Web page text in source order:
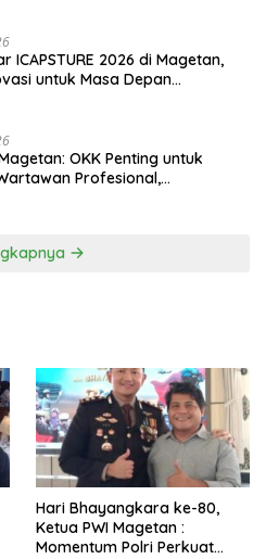
ICAPSTURE 2026 di Magetan,
untuk Masa Depan
OKK Penting untuk
Profesional,
Hari Bhayangkara ke-80,
Ketua PWI Magetan :
Momentum Polri Perkuat